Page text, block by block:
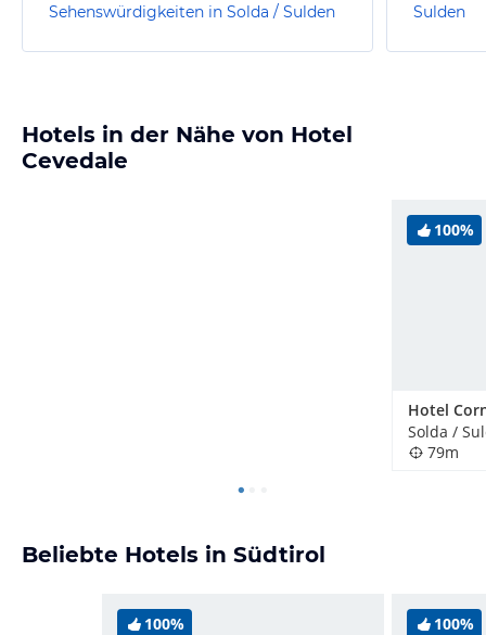
Sehenswürdigkeiten in Solda / Sulden
Sulden
Hotels in der Nähe von Hotel
Cevedale
100%
Hotel
Solda /
79m
Beliebte Hotels in Südtirol
100% 100%